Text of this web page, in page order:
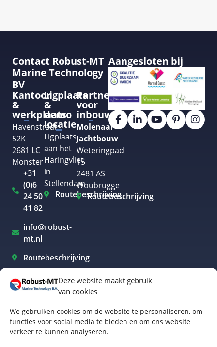
Deze website maakt gebruik
van cookies
We gebruiken cookies om de website te personaliseren, om
functies voor social media te bieden en om ons website
verkeer te kunnen analyseren.
Contact Robust-MT
Marine Technology
BV
Kantoor
&
werkplaats
Havenstraat
52K
2681 LC
Monster
+31
(0)6
24 50
41 82
info@robust-
mt.nl
Routebeschrijving
Ligplaats
&
demo
locatie
Ligplaats
aan het
Haringvliet
in
Stellendam
Routebeschrijving
Partner
voor
inbouw
Molenaar
Jachtbouw
Weteringpad
15
2481 AS
Woubrugge
Routebeschrijving
Aangesloten bij
Elektrisch varen Westland
Elektrisch varen Rotterdam
Elektrisch varen Amsterdam